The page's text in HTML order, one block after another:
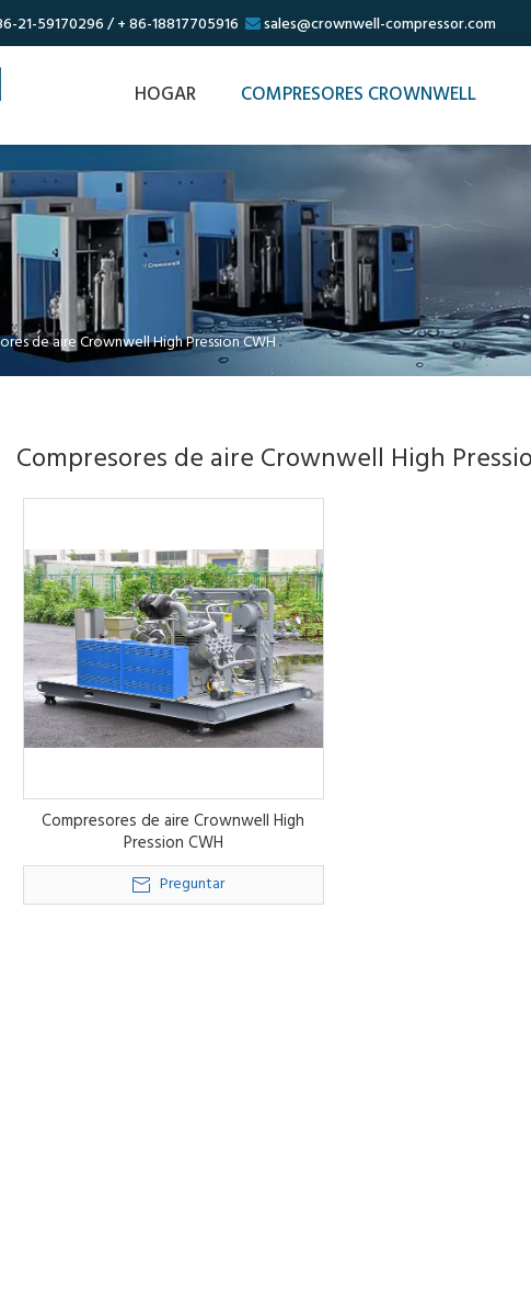
21-59170296 / + 86-18817705916  sales@crownwell-compressor.com
HOGAR COMPRESORES CROWNWELL
de aire Crownwell High Pression CWH
Compresores de aire Crownwell High
Compresores de aire Crownwell High
Pression CWH
Preguntar